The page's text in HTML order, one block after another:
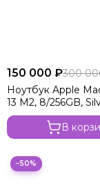
150 000 ₽300
Ноутбук Apple
13 M2, 8/256GB,
В
−50%